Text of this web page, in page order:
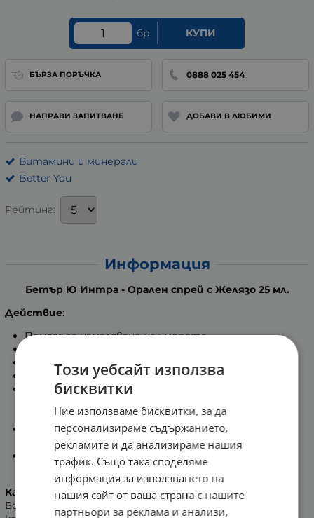
бр. КУПИ
БЪРЗА ПОРЪЧКА 0888 025 454
НАПРАВИ ЗАПИТВАНЕ ДОБАВИ В ЛЮБИМИ
Витамини и минерали
Better You
Рейтинг:
Информация
Бетър Ю Интра - Орален спрей с Желязо 25 мл.
Действие:
Помага за намаляване на умората.
Подсилва имунитета.
Не предизвиква храносмилателен дискомфорт.
Доставя 5 мг желязо (4 впръсквания) с висока
заобикаляйки храносмилателната система.
С приятен вкус и естествен аромат на печени
ябълки.
Желязото допринася за нормалната когнитивна
функция.
Как работят по-добре интраоралните спрейове?
Всеки спрей произвежда облак от микро капчици,
Този уебсайт използва
бисквитки
Ние използваме бисквитки, за да
персонализираме съдържанието,
рекламите и да анализираме нашия
трафик. Също така споделяме
информация за използването на
нашия сайт от ваша страна с нашите
партньори за реклама и анализи,